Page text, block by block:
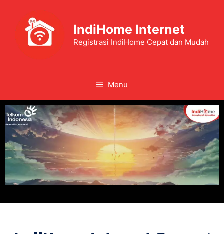
IndiHome Internet
Registrasi IndiHome Cepat dan Mudah
Menu